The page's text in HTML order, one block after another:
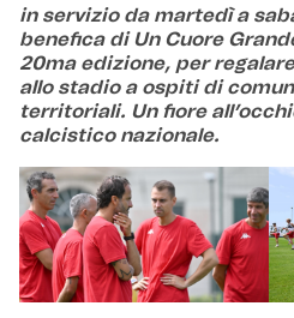
in servizio da martedì a
benefica di Un Cuore
20ma edizione, per
allo stadio a ospiti di
territoriali. Un fiore
calcistico nazionale.